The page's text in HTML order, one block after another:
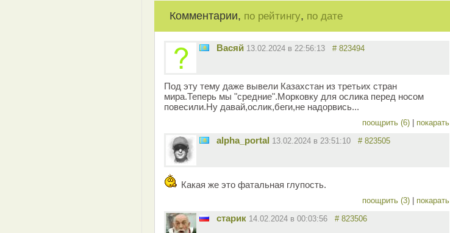
Комментарии, по рейтингу, по дате
Васяй 13.02.2024 в 22:56:13 # 823494
Под эту тему даже вывели Казахстан из третьих стран
мира.Теперь мы "средние".Морковку для ослика перед носом
повесили.Ну давай,ослик,беги,не надорвись...
поощрить (6) покарать
alpha_portal 13.02.2024 в 23:51:10 # 823505
Какая же это фатальная глупость.
поощрить (3) покарать
старик 14.02.2024 в 00:03:56 # 823506